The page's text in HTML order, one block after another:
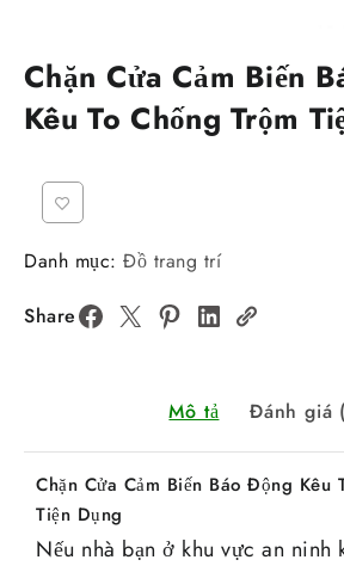
Chặn Cửa Cảm Biến
Kêu To Chống Trộm
Danh mục: Đồ trang trí
Share
Mô tả Đánh giá
Chặn Cửa Cảm Biến Báo Động Kêu
Tiện Dụng
Nếu nhà bạn ở khu vực an ninh